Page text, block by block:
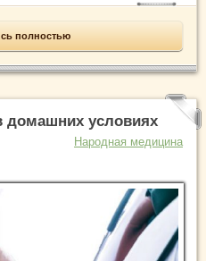
полностью
домашних условиях
Народная медицина